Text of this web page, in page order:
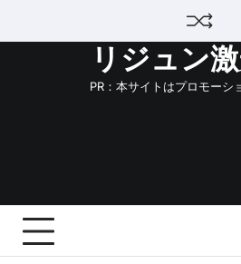
リジュン
PR：本サイトはプロモーシ